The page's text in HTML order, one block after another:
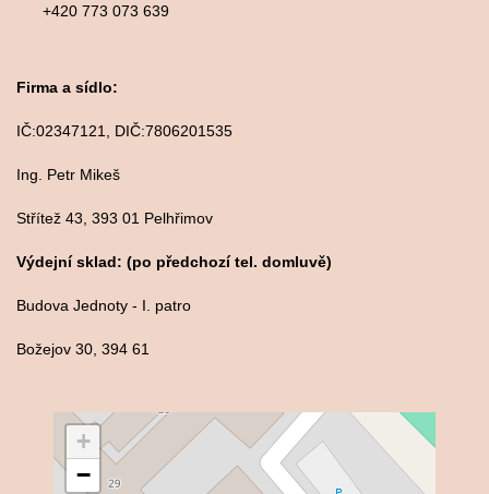
+420 773 073 639
Firma a sídlo:
IČ:02347121, DIČ:7806201535
Ing. Petr Mikeš
Střítež 43, 393 01 Pelhřimov
Výdejní sklad: (po předchozí tel. domluvě)
Budova Jednoty - I. patro
Božejov 30, 394 61